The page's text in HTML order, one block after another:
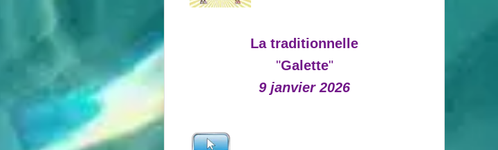
La traditionnelle
"Galette"
9 janvier 2026